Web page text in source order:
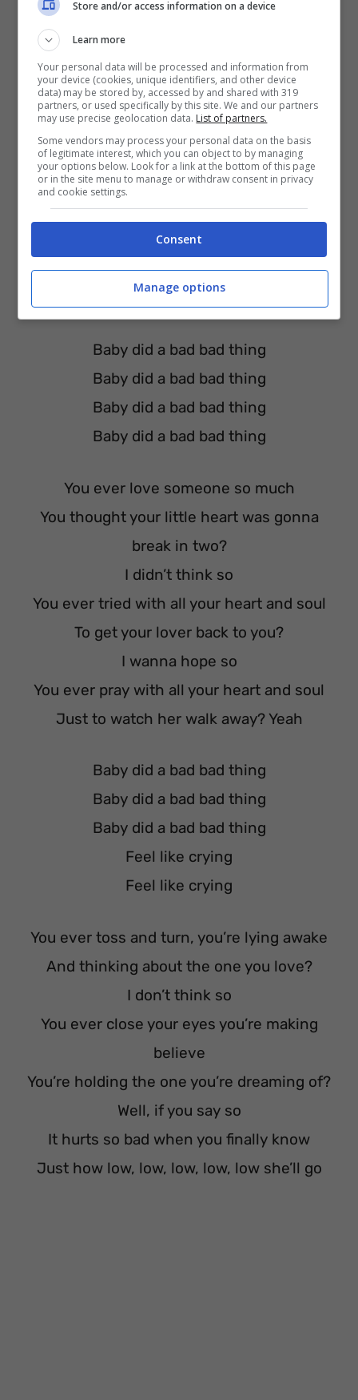
Download su:iTunes–Amazon
Audio su:Spotify–Deezer–Youtube–
Youtube (Video)
Baby did a bad bad thing
Baby did a bad bad thing
Baby did a bad bad thing
Baby did a bad bad thing
You ever love someone so much
You thought your little heart was gonna
break in two?
I didn’t think so
You ever tried with all your heart and soul
To get your lover back to you?
I wanna hope so
You ever pray with all your heart and soul
Just to watch her walk away? Yeah
Baby did a bad bad thing
Baby did a bad bad thing
Baby did a bad bad thing
Feel like crying
Feel like crying
You ever toss and turn, you’re lying awake
And thinking about the one you love?
I don’t think so
You ever close your eyes you’re making
believe
You’re holding the one you’re dreaming of?
Well, if you say so
It hurts so bad when you finally know
Just how low, low, low, low, low she’ll go
Store and/or access information on a device
Learn more
Your personal data will be processed and information from
your device (cookies, unique identifiers, and other device
data) may be stored by, accessed by and shared with 319
partners, or used specifically by this site. We and our partners
may use precise geolocation data. List of partners.
Some vendors may process your personal data on the basis
of legitimate interest, which you can object to by managing
your options below. Look for a link at the bottom of this page
or in the site menu to manage or withdraw consent in privacy
and cookie settings.
Consent
Manage options